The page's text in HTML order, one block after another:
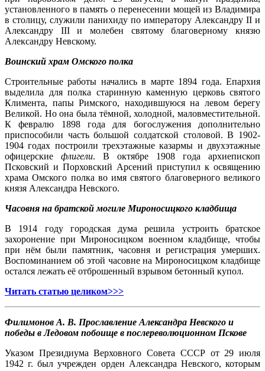
установленного в память о перенесении мощей из Владимира
в столицу, служили панихи­ду по императору Александру II и
Александру III и молебен святому благоверному князю
Александру Невскому.
Воинский храм Омского полка
Строительные ра­боты начались в марте 1894 года. Епархия
выделила для полка старинную каменную церковь святого
Климента, папы Рим­ского, находившуюся на левом бе­регу
Великой. Но она была тёмной, холодной, маловместительной.
К февралю 1898 года для богослужения дополнительно
приспособили часть большой солдатской столовой. В 1902-
1904 годах построили трехэтажные ка­зармы и двухэтажные
офицерские флигели. В октябре 1908 года архиепископ
Псковский и Порховский Арсений приступил к освящению
храма Омского пол­ка во имя святого благоверного великого
кня­зя Александра Невского.
Часовня на братской могиле Мироносицкого кладбища
В 1914 году городская дума решила устроить братское
захоронение при Мироносицком военном кладбище, чтобы
при нём были памятник, часовня и регистра­ция умерших.
Воспо­минанием об этой часовне на Мироносицком кладбище
остался лежать её отброшенный взрывом бетонный купол.
Читать статью целиком>>>
Филимонов А. В. Прославление Александра Невского и
победы в Ледовом побоище в послереволюционном Пскове
Указом Президиума Верховного Совета СССР от 29 июля
1942 г. был учрежден орден Александра Невского, которым